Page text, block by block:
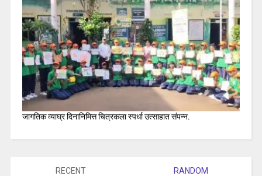
जागतिक व्याघ्र दिनानिमित्त चित्रकला स्पर्धा उत्साहात संपन्न.
RECENT RANDOM